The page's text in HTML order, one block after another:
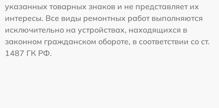
указанных товарных знаков и не представляет их
интересы. Все виды ремонтных работ выполняются
исключительно на устройствах, находящихся в
законном гражданском обороте, в соответствии со ст.
1487 ГК РФ.